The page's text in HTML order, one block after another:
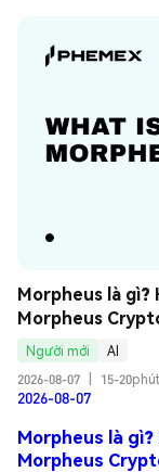
Morpheus là
Morpheus
Người mới
AI
2026-08-07
15-20phút
2026-08-07
Morpheus là
Morpheus